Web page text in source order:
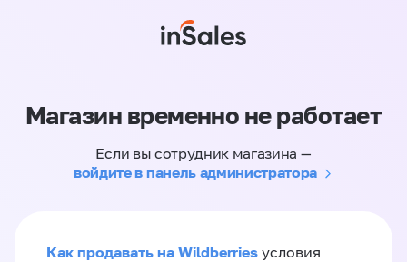
Магазин временно не работает
Если вы сотрудник магазина —
войдите в панель администратора
Как продавать на Wildberries условия